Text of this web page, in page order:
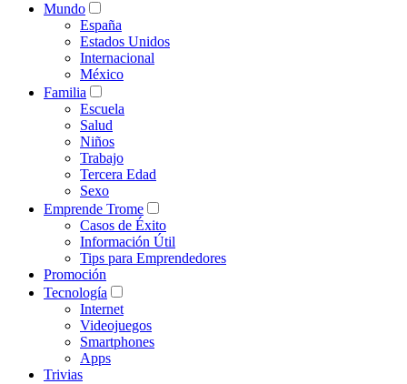
Mundo
España
Estados Unidos
Internacional
México
Familia
Escuela
Salud
Niños
Trabajo
Tercera Edad
Sexo
Emprende Trome
Casos de Éxito
Información Útil
Tips para Emprendedores
Promoción
Tecnología
Internet
Videojuegos
Smartphones
Apps
Trivias